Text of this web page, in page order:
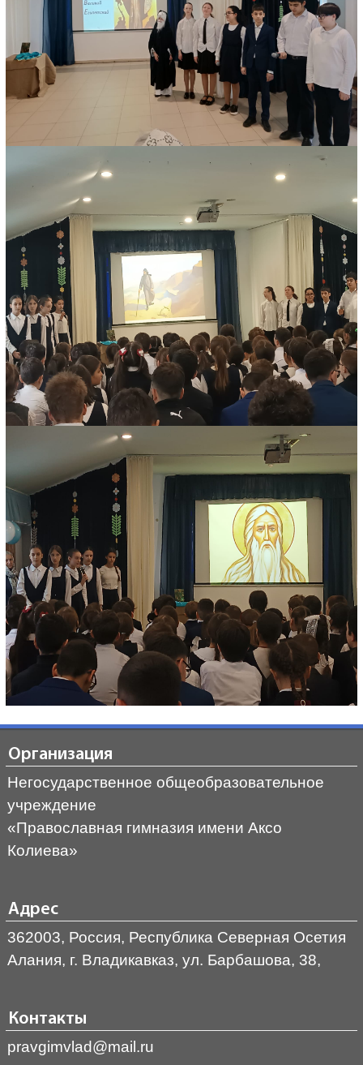
Организация
Негосударственное общеобразовательное
учреждение
«Православная гимназия имени Аксо
Колиева»
Адрес
362003, Россия, Республика Северная Осетия
Алания, г. Владикавказ, ул. Барбашова, 38,
Контакты
pravgimvlad@mail.ru